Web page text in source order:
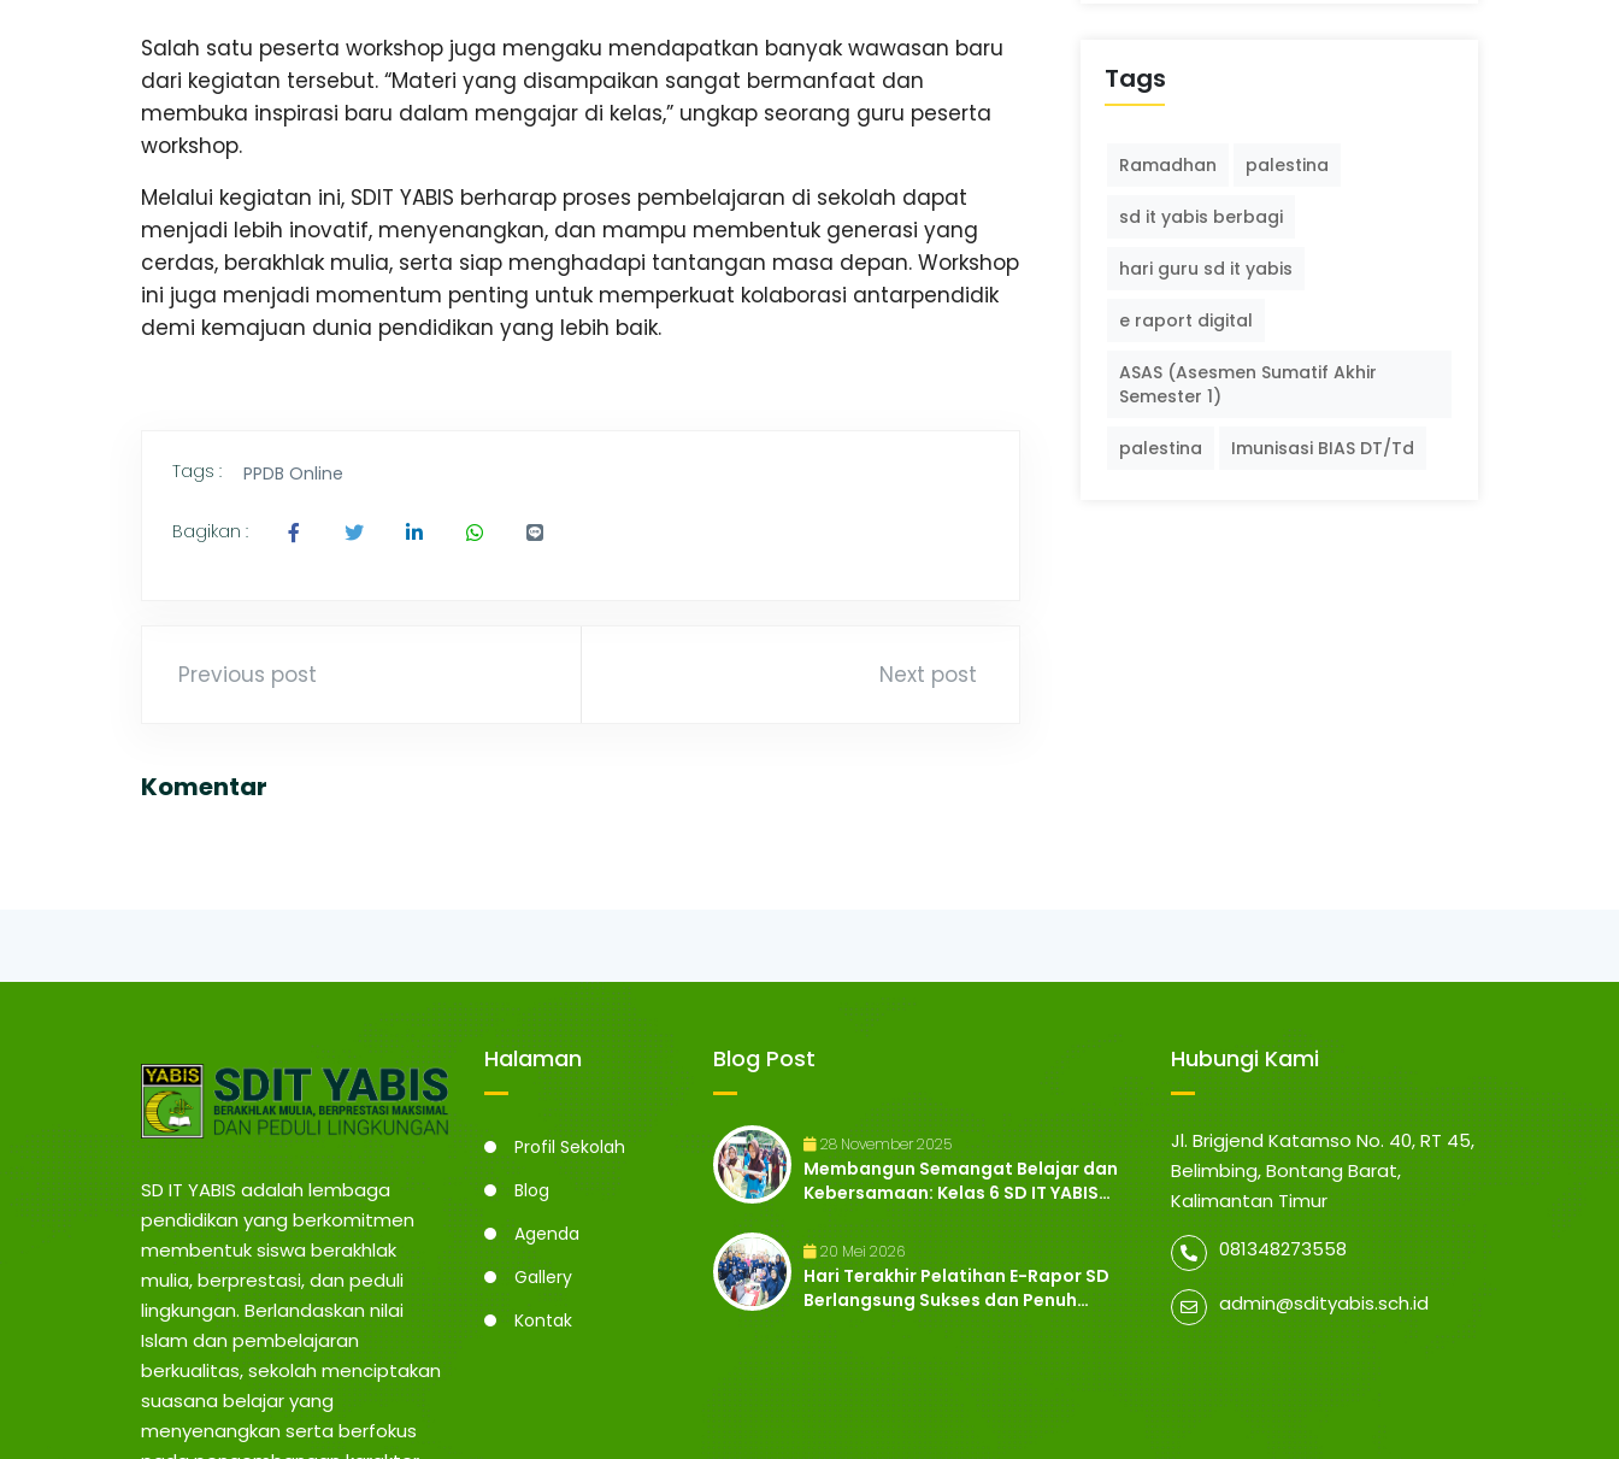
Salah satu peserta workshop juga mengaku mendapatkan banyak wawasan baru
dari kegiatan tersebut. “Materi yang disampaikan sangat bermanfaat dan
membuka inspirasi baru dalam mengajar di kelas,” ungkap seorang guru peserta
workshop.
Melalui kegiatan ini, SDIT YABIS berharap proses pembelajaran di sekolah dapat
menjadi lebih inovatif, menyenangkan, dan mampu membentuk generasi yang
cerdas, berakhlak mulia, serta siap menghadapi tantangan masa depan. Workshop
ini juga menjadi momentum penting untuk memperkuat kolaborasi antarpendidik
demi kemajuan dunia pendidikan yang lebih baik.
Tags : PPDB Online
Bagikan :
Previous post Next post
Komentar
Tags
Ramadhan palestina
sd it yabis berbagi
hari guru sd it yabis
e raport digital
ASAS (Asesmen Sumatif Akhir
Semester 1)
palestina Imunisasi BIAS DT/Td
SD IT YABIS adalah lembaga
pendidikan yang berkomitmen
membentuk siswa berakhlak
mulia, berprestasi, dan peduli
lingkungan. Berlandaskan nilai
Islam dan pembelajaran
berkualitas, sekolah menciptakan
suasana belajar yang
menyenangkan serta berfokus
Halaman
Profil Sekolah
Blog
Agenda
Gallery
Kontak
Blog Post
28 November 2025
Membangun Semangat Belajar dan
Kebersamaan: Kelas 6 SD IT YABIS
Ikuti ..
20 Mei 2026
Hari Terakhir Pelatihan E-Rapor SD
Berlangsung Sukses dan Penuh
Hubungi Kami
Jl. Brigjend Katamso No. 40, RT 45,
Belimbing, Bontang Barat,
Kalimantan Timur
081348273558
admin@sdityabis.sch.id